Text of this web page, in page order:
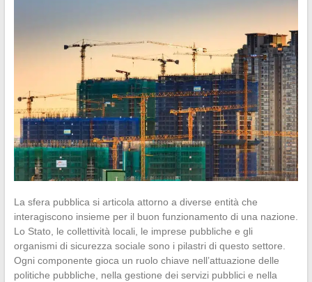
La sfera pubblica si articola attorno a diverse entità che
interagiscono insieme per il buon funzionamento di una nazione.
Lo Stato, le collettività locali, le imprese pubbliche e gli
organismi di sicurezza sociale sono i pilastri di questo settore.
Ogni componente gioca un ruolo chiave nell’attuazione delle
politiche pubbliche, nella gestione dei servizi pubblici e nella